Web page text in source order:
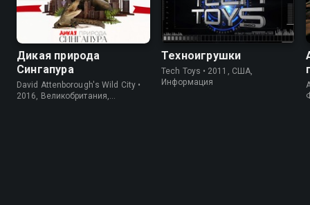
Дикая природа
Сингапура
David Attenborough's Wild City •
2016, Великобритания,
Техноигрушки
Tech Toys • 2011, США,
Информация